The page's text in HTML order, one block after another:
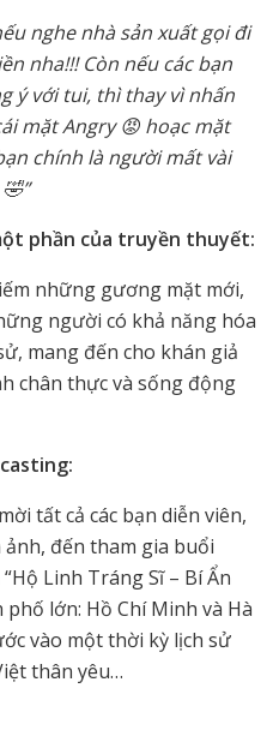
nghe nhà sản xuất gọi đi
nha!!! Còn nếu các bạn
ý với tui, thì thay vì nhấn
mặt Angry 😡 hoạc mặt
chính là người mất vài
phần của truyền thuyết:
những gương mặt mới,
người có khả năng hóa
mang đến cho khán giả
chân thực và sống động
tất cả các bạn diễn viên,
đến tham gia buổi
Linh Tráng Sĩ – Bí Ẩn
lớn: Hồ Chí Minh và Hà
vào một thời kỳ lịch sử
thân yêu…